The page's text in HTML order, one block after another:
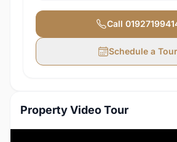
Call
Schedule a Tour
Property Video Tour